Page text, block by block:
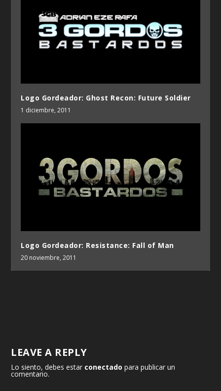
Logo Gordeador: Ghost Recon: Future Soldier
1 diciembre, 2011
Logo Gordeador: Resistance: Fall of Man
20 noviembre, 2011
LEAVE A REPLY
Lo siento, debes estar conectado para publicar un
comentario.